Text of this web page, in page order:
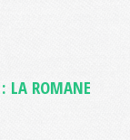
LA ROMANE